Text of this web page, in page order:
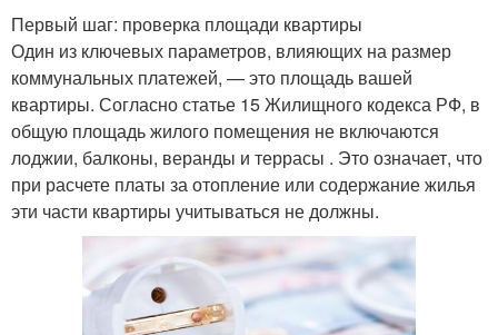
Первый шаг: проверка площади квартиры
Один из ключевых параметров, влияющих на размер
коммунальных платежей, — это площадь вашей
квартиры. Согласно статье 15 Жилищного кодекса РФ, в
общую площадь жилого помещения не включаются
лоджии, балконы, веранды и террасы . Это означает, что
при расчете платы за отопление или содержание жилья
эти части квартиры учитываться не должны.